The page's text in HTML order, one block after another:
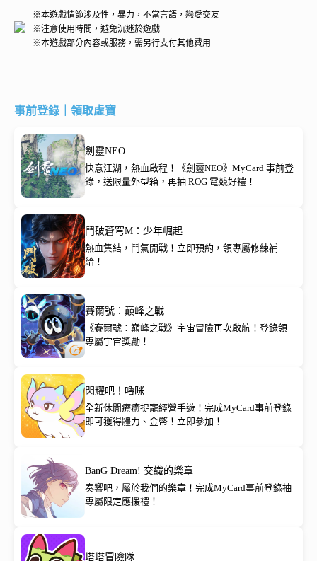
※本遊戲情節涉及性，暴力，不當言語，戀愛交友
※注意使用時間，避免沉迷於遊戲
※本遊戲部分內容或服務，需另行支付其他費用
事前登錄｜領取虛寶
劍靈NEO
快意江湖，熱血啟程！《劍靈NEO》MyCard 事前登
錄，送限量外型箱，再抽 ROG 電競好禮！
鬥破蒼穹M：少年崛起
熱血集結，鬥氣開戰！立即預約，領專屬修練補
給！
賽爾號：巔峰之戰
《賽爾號：巔峰之戰》宇宙冒險再次啟航！登錄領
專屬宇宙獎勵！
閃耀吧！嚕咪
全新休閒療癒捉寵經營手遊！完成MyCard事前登錄
即可獲得體力、金幣！立即參加！
BanG Dream! 交織的樂章
奏響吧，屬於我們的樂章！完成MyCard事前登錄抽
專屬限定應援禮！
塔塔冒險隊